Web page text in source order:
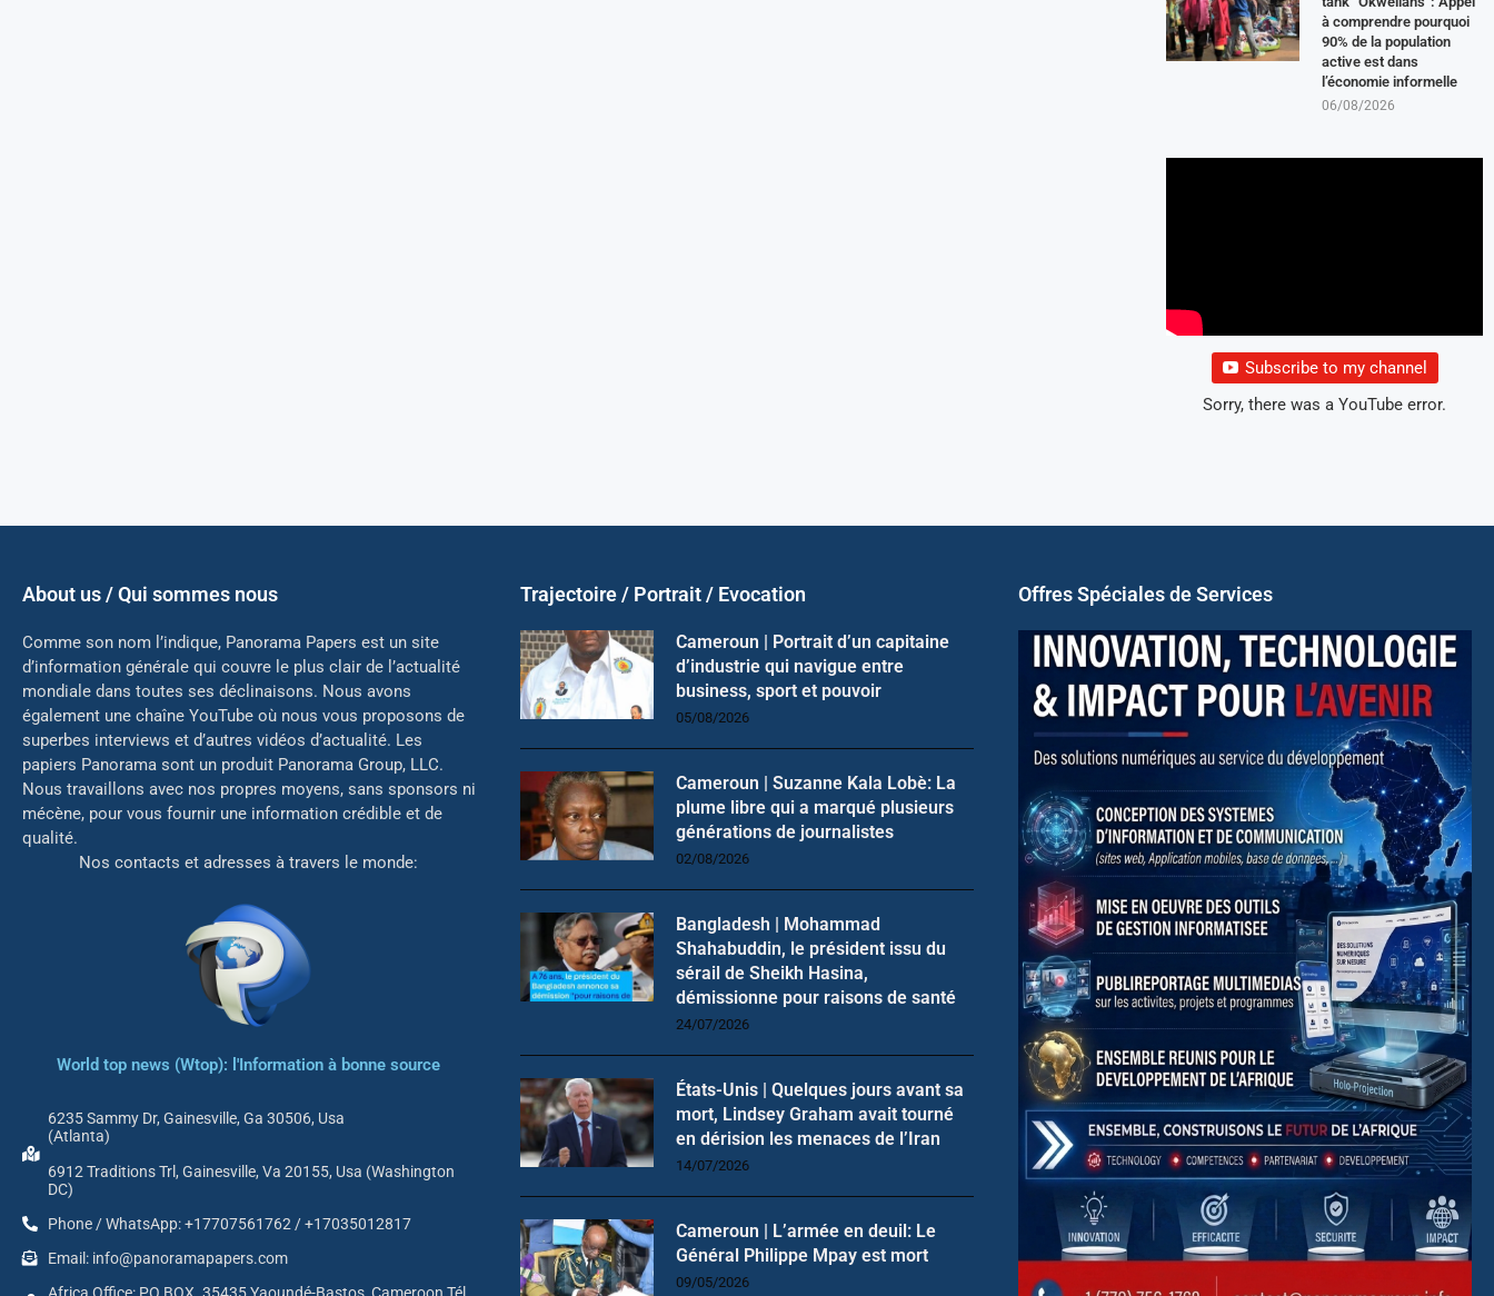
à comprendre pourquoi
90% de la population
active est dans
l’économie informelle
06/08/2026
Subscribe to my channel
Sorry, there was a YouTube error.
About us / Qui sommes nous
Comme son nom l’indique, Panorama Papers est un site
d’information générale qui couvre le plus clair de l’actualité
mondiale dans toutes ses déclinaisons. Nous avons
également une chaîne YouTube où nous vous proposons de
superbes interviews et d’autres vidéos d’actualité. Les
papiers Panorama sont un produit Panorama Group, LLC.
Nous travaillons avec nos propres moyens, sans sponsors ni
mécène, pour vous fournir une information crédible et de
qualité.
Nos contacts et adresses à travers le monde:
World top news (Wtop): l'Information à bonne source
6235 Sammy Dr, Gainesville, Ga 30506, Usa
(Atlanta)
6912 Traditions Trl, Gainesville, Va 20155, Usa (Washington
DC)
Phone / WhatsApp: +17707561762 / +17035012817
Email: info@panoramapapers.com
Trajectoire / Portrait / Evocation
Cameroun | Portrait d’un capitaine
d’industrie qui navigue entre
business, sport et pouvoir
05/08/2026
Cameroun | Suzanne Kala Lobè: La
plume libre qui a marqué plusieurs
générations de journalistes
02/08/2026
Bangladesh | Mohammad
Shahabuddin, le président issu du
sérail de Sheikh Hasina,
démissionne pour raisons de santé
24/07/2026
États-Unis | Quelques jours avant sa
mort, Lindsey Graham avait tourné
en dérision les menaces de l’Iran
14/07/2026
Cameroun | L’armée en deuil: Le
Général Philippe Mpay est mort
09/05/2026
Offres Spéciales de Services